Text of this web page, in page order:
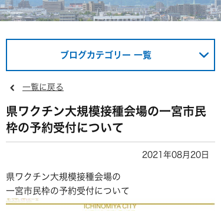
ブログカテゴリー 一覧
一覧に戻る
県ワクチン大規模接種会場の一宮市民
枠の予約受付について
2021年08月20日
県ワクチン大規模接種会場の
一宮市民枠の予約受付について